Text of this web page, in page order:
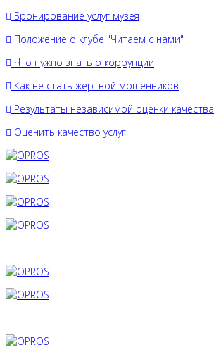
Бронирование услуг музея
Положение о клубе "Читаем с нами"
Что нужно знать о коррупции
Как не стать жертвой мошенников
Результаты независимой оценки качества
Оценить качество услуг